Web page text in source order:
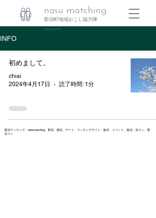
nasu matching
那須町地域おこし協力隊
presents
INFO
初めまして。
chiai
2024年4月17日
読了時間: 1分
那須マッチング、nasumatching、那須、婚活、デート、マッチングサイト、栃木、イベント、観光、街コン、那
須コン